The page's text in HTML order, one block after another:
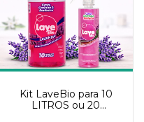
Kit LaveBio para 10
LITROS ou 20